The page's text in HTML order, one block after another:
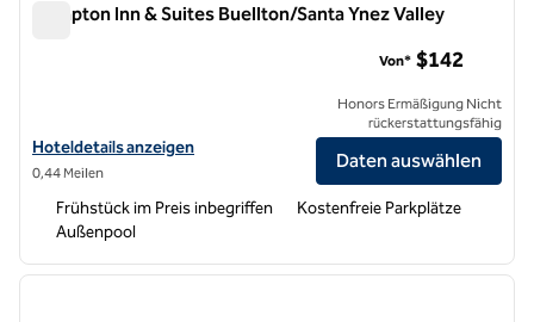
Hampton Inn & Suites Buellton/Santa Ynez Valley
Hoteldetails für Hampton Inn & Suites Buellton/Santa Ynez Valley
Hoteldetails anzeigen
0,44 Meilen
Von* $142
Honors Ermäßigung Nicht
rückerstattungsfähig
Daten auswählen
Frühstück im Preis inbegriffen
Kostenfreie Parkplätze
Außenpool
1 von 12